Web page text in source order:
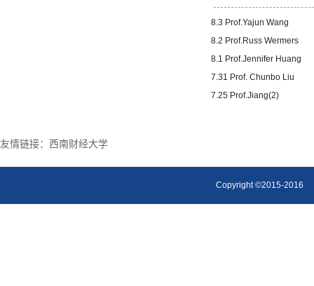
8.3 Prof.Yajun Wang
8.2 Prof.Russ Wermers
8.1 Prof.Jennifer Huang
7.31 Prof. Chunbo Liu
7.25 Prof.Jiang(2)
友情链接： 西南财经大学
Copyright ©2015-2016